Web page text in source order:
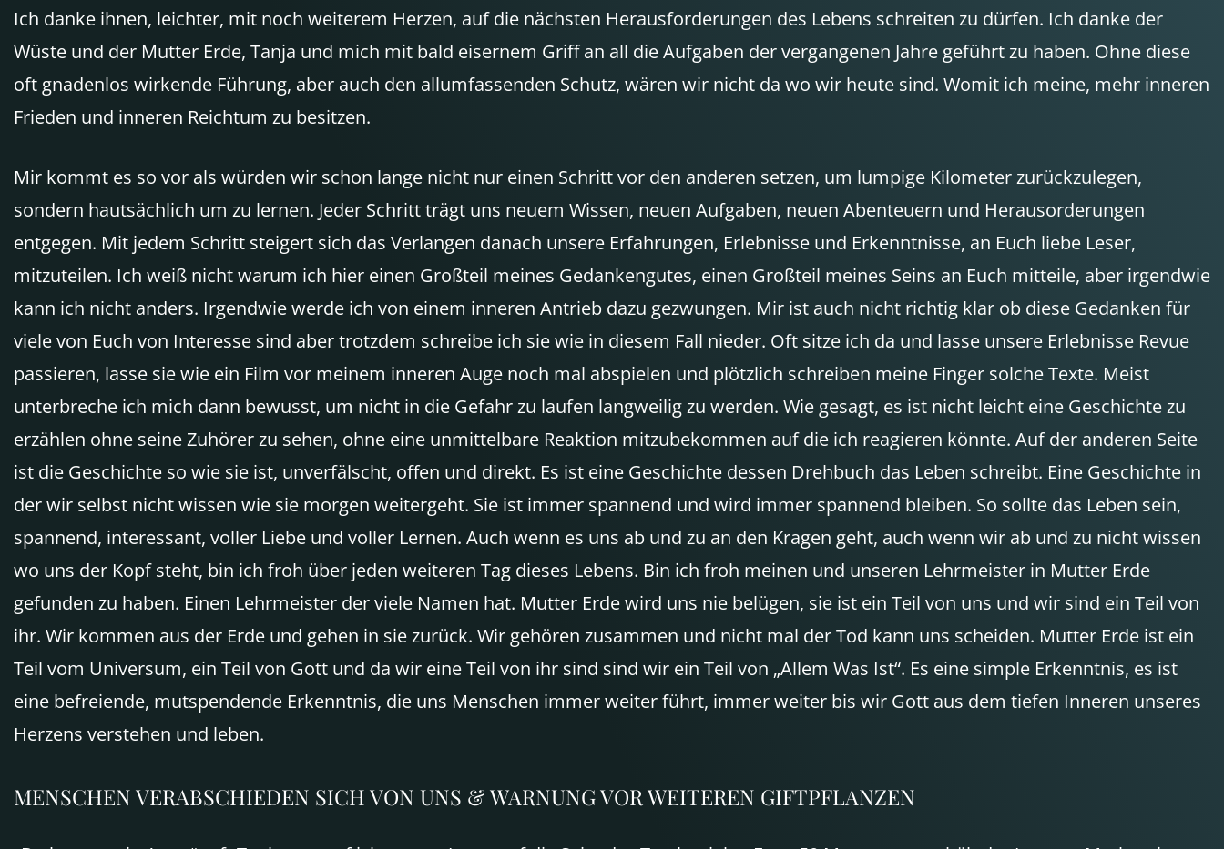
Ich danke ihnen, leichter, mit noch weiterem Herzen, auf die nächsten Herausforderungen des Lebens schreiten zu dürfen. Ich danke der
Wüste und der Mutter Erde, Tanja und mich mit bald eisernem Griff an all die Aufgaben der vergangenen Jahre geführt zu haben. Ohne diese
oft gnadenlos wirkende Führung, aber auch den allumfassenden Schutz, wären wir nicht da wo wir heute sind. Womit ich meine, mehr inneren
Frieden und inneren Reichtum zu besitzen.
Mir kommt es so vor als würden wir schon lange nicht nur einen Schritt vor den anderen setzen, um lumpige Kilometer zurückzulegen,
sondern hautsächlich um zu lernen. Jeder Schritt trägt uns neuem Wissen, neuen Aufgaben, neuen Abenteuern und Herausorderungen
entgegen. Mit jedem Schritt steigert sich das Verlangen danach unsere Erfahrungen, Erlebnisse und Erkenntnisse, an Euch liebe Leser,
mitzuteilen. Ich weiß nicht warum ich hier einen Großteil meines Gedankengutes, einen Großteil meines Seins an Euch mitteile, aber irgendwie
kann ich nicht anders. Irgendwie werde ich von einem inneren Antrieb dazu gezwungen. Mir ist auch nicht richtig klar ob diese Gedanken für
viele von Euch von Interesse sind aber trotzdem schreibe ich sie wie in diesem Fall nieder. Oft sitze ich da und lasse unsere Erlebnisse Revue
passieren, lasse sie wie ein Film vor meinem inneren Auge noch mal abspielen und plötzlich schreiben meine Finger solche Texte. Meist
unterbreche ich mich dann bewusst, um nicht in die Gefahr zu laufen langweilig zu werden. Wie gesagt, es ist nicht leicht eine Geschichte zu
erzählen ohne seine Zuhörer zu sehen, ohne eine unmittelbare Reaktion mitzubekommen auf die ich reagieren könnte. Auf der anderen Seite
ist die Geschichte so wie sie ist, unverfälscht, offen und direkt. Es ist eine Geschichte dessen Drehbuch das Leben schreibt. Eine Geschichte in
der wir selbst nicht wissen wie sie morgen weitergeht. Sie ist immer spannend und wird immer spannend bleiben. So sollte das Leben sein,
spannend, interessant, voller Liebe und voller Lernen. Auch wenn es uns ab und zu an den Kragen geht, auch wenn wir ab und zu nicht wissen
wo uns der Kopf steht, bin ich froh über jeden weiteren Tag dieses Lebens. Bin ich froh meinen und unseren Lehrmeister in Mutter Erde
gefunden zu haben. Einen Lehrmeister der viele Namen hat. Mutter Erde wird uns nie belügen, sie ist ein Teil von uns und wir sind ein Teil von
ihr. Wir kommen aus der Erde und gehen in sie zurück. Wir gehören zusammen und nicht mal der Tod kann uns scheiden. Mutter Erde ist ein
Teil vom Universum, ein Teil von Gott und da wir eine Teil von ihr sind sind wir ein Teil von „Allem Was Ist“. Es eine simple Erkenntnis, es ist
eine befreiende, mutspendende Erkenntnis, die uns Menschen immer weiter führt, immer weiter bis wir Gott aus dem tiefen Inneren unseres
Herzens verstehen und leben.
MENSCHENVERABSCHIEDEN SICHVON UNS &WARNUNGVORWEITEREN GIFTPFLANZEN